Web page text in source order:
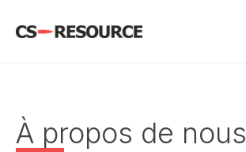
À propos de nous